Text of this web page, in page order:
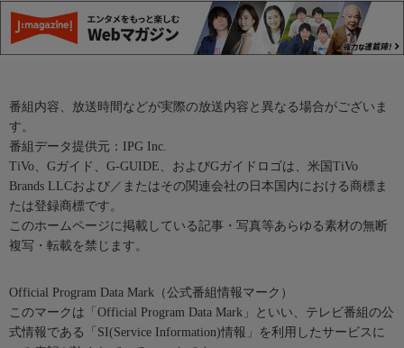
番組内容、放送時間などが実際の放送内容と異なる場合がございま
す。
番組データ提供元：IPG Inc.
TiVo、Gガイド、G-GUIDE、およびGガイドロゴは、米国TiVo
Brands LLCおよび／またはその関連会社の日本国内における商標ま
たは登録商標です。
このホームページに掲載している記事・写真等あらゆる素材の無断
複写・転載を禁じます。
Official Program Data Mark（公式番組情報マーク）
このマークは「Official Program Data Mark」といい、テレビ番組の公
式情報である「SI(Service Information)情報」を利用したサービスに